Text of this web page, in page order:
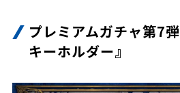
プレミアムガチャ第7
キーホルダー』